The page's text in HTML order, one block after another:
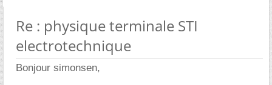
Re : physique terminale STI
electrotechnique
Bonjour simonsen,